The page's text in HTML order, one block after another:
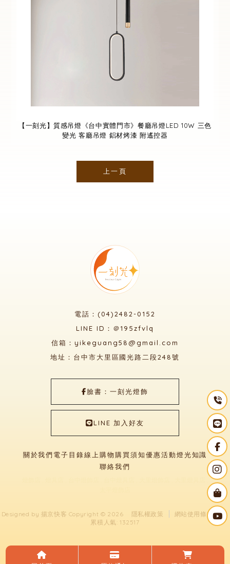
【一刻光】質感吊燈《台中實體門市》餐廳吊燈LED 10W 三色
變光 客廳吊燈 鋁材烤漆 附遙控器
上一頁
電話：(04)2482-0152
LINE ID：＠195zfvlq
信箱：yikeguang58@gmail.com
地址：台中市大里區國光路二段248號
臉書：一刻光燈飾
LINE 加入好友
關於我們 電子目錄線上購物購買須知優惠活動燈光知識
聯絡我們
Designed by 揚京快客 Copyright © 2026 隱私權政策 網站使用條款
..
累積人氣: 132517